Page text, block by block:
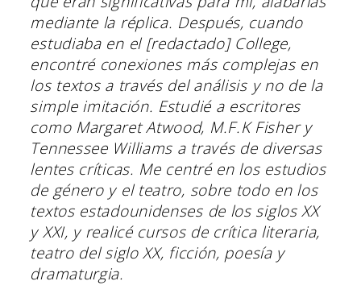
mediante la réplica. Después, cuando
estudiaba en el [redactado] College,
encontré conexiones más complejas en
los textos a través del análisis y no de la
simple imitación. Estudié a escritores
como Margaret Atwood, M.F.K Fisher y
Tennessee Williams a través de diversas
lentes críticas. Me centré en los estudios
de género y el teatro, sobre todo en los
textos estadounidenses de los siglos XX
y XXI, y realicé cursos de crítica literaria,
teatro del siglo XX, ficción, poesía y
dramaturgia.